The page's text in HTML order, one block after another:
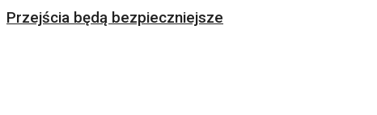
Przejścia będą bezpieczniejsze